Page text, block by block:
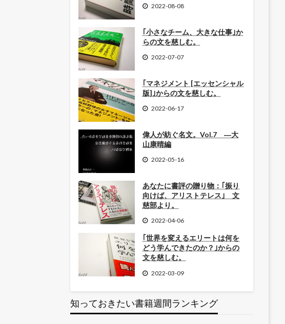
2022-08-08
｢小さなチーム、大きな仕事｣か
らの文を慈しむ。
2022-07-07
｢マネジメント [エッセンシャル
版]｣からの文を慈しむ。
2022-06-17
偉人が紡ぐ名文。Vol.7 ―大
山康晴編
2022-05-16
あなたに書評の贈り物：｢振り
向けば、アリストテレス｣ 文
慈部より。
2022-04-06
｢世界を変えるエリートは何を
どう学んできたのか？｣からの
文を慈しむ。
2022-03-09
知っておきたい書籍週間ランキング